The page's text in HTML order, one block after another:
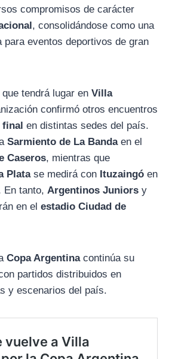
compromisos de carácter
, consolidándose como una
para eventos deportivos de gran
tendrá lugar en Villa
confirmó otros encuentros
final en distintas sedes del país.
Sarmiento de La Bandaen el
Caseros, mientras que
Platase medirá con Ituzaingó en
En tanto, Argentinos Juniors y
en el estadio Ciudad de
Copa Argentinacontinúa su
partidos distribuidos en
y escenarios del país.